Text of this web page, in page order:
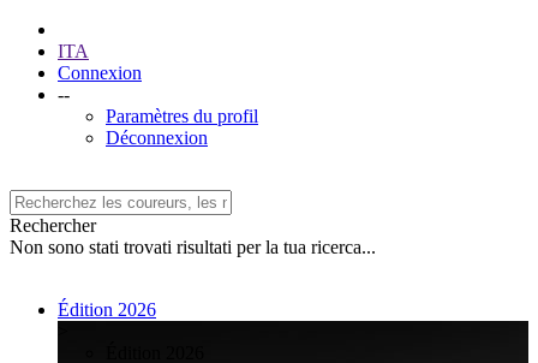
ITA
Connexion
--
Paramètres du profil
Déconnexion
Rechercher
Non sono stati trovati risultati per la tua ricerca...
Édition 2026